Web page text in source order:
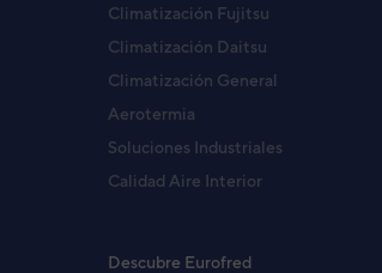
Climatización Fujitsu
Climatización Daitsu
Climatización General
Aerotermia
Soluciones Industriales
Calidad Aire Interior
Descubre Eurofred